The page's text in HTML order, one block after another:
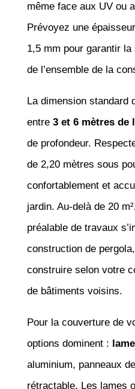
même face aux UV ou
Prévoyez une
1,5 mm pour garantir
de l’ensemble de la
La dimension standard
entre 3 et 6 mètres de
de profondeur.
de 2,20 mètres sous
confortablement et
jardin. Au-delà de 20
préalable de travaux
construction de
construire selon votre
de bâtiments voisins.
Pour la couverture de
options dominent :
aluminium, panneaux
rétractable. Les lames